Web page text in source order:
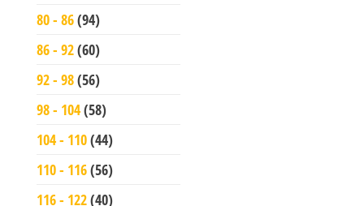
80 - 86(94)
86 - 92(60)
92 - 98(56)
98 - 104(58)
104 - 110(44)
110 - 116(56)
116 - 122(40)